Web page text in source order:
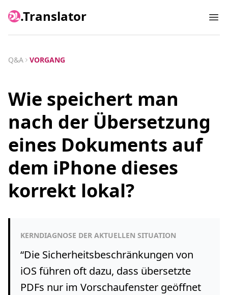
.Translator
Q&A VORGANG
Wie speichert man
nach der Übersetzung
eines Dokuments auf
dem iPhone dieses
korrekt lokal?
KERNDIAGNOSE DER AKTUELLEN SITUATION
“Die Sicherheitsbeschränkungen von
iOS führen oft dazu, dass übersetzte
PDFs nur im Vorschaufenster geöffnet